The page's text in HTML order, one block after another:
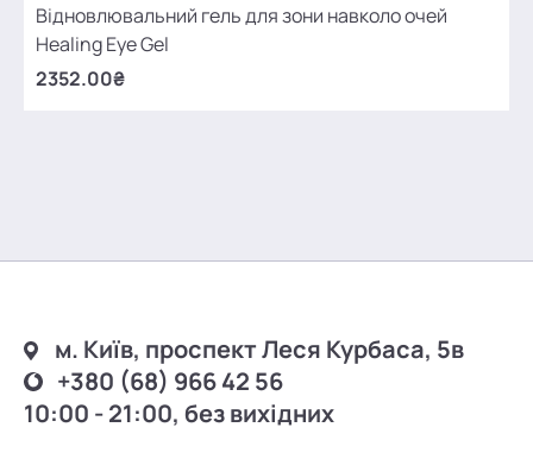
Відновлювальний гель для зони навколо очей
Healing Eye Gel
2352.00₴
м. Київ, проспект Леся Курбаса, 5в
+380 (68) 966 42 56
10:00 - 21:00, без вихідних